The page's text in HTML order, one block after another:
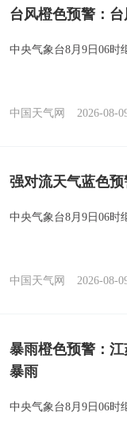
台风橙色预警：
中央气象台8月9日06时
中国天气网 2026-08-
强对流天气蓝色
中央气象台8月9日06时
中国天气网 2026-08-
暴雨橙色预警：
暴雨
中央气象台8月9日06时